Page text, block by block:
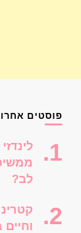
פוסטים
לב?